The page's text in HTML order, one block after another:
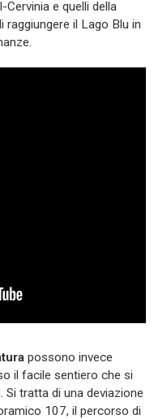
Cervinia e quelli della
il Lago Blu in
possono invece
il facile sentiero che si
Si tratta di una deviazione
107, il percorso di